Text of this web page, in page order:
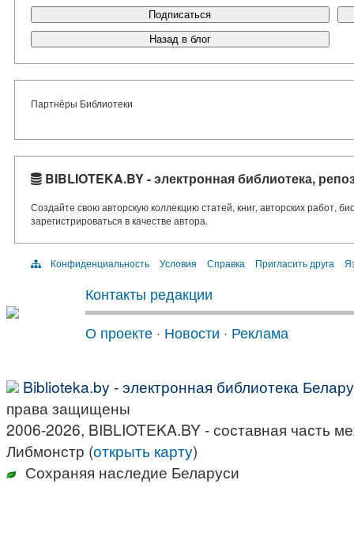
Подписаться
Назад в блог
Партнёры Библиотеки
BIBLIOTEKA.BY - электронная библиотека,
Создайте свою авторскую коллекцию статей, книг, авторских работ,
зарегистрироваться в качестве автора.
Конфиденциальность Условия Справка Пригласить друга
Контакты редакции
О проекте · Новости · Реклама
Biblioteka.by - электронная библиотека
права защищены
2006-2026, BIBLIOTEKA.BY - составная часть
Либмонстр (открыть карту)
Сохраняя наследие Беларуси